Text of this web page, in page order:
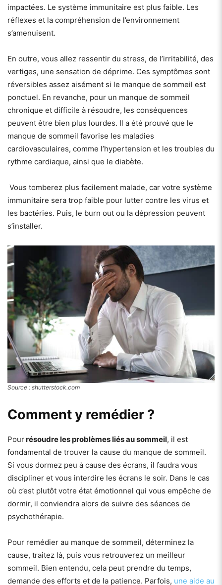
impactées. Le système immunitaire est plus faible. Les
réflexes et la compréhension de l’environnement
s’amenuisent.
En outre, vous allez ressentir du stress, de l’irritabilité, des
vertiges, une sensation de déprime. Ces symptômes sont
réversibles assez aisément si le manque de sommeil est
ponctuel. En revanche, pour un manque de sommeil
chronique et difficile à résoudre, les conséquences
peuvent être bien plus lourdes. Il a été prouvé que le
manque de sommeil favorise les maladies
cardiovasculaires, comme l’hypertension et les troubles du
rythme cardiaque, ainsi que le diabète.
Vous tomberez plus facilement malade, car votre système
immunitaire sera trop faible pour lutter contre les virus et
les bactéries. Puis, le burn out ou la dépression peuvent
s’installer.
Source : shutterstock.com
Comment y remédier ?
Pourrésoudre les problèmes liés au sommeil, il est
fondamental de trouver la cause du manque de sommeil.
Si vous dormez peu à cause des écrans, il faudra vous
discipliner et vous interdire les écrans le soir. Dans le cas
où c’est plutôt votre état émotionnel qui vous empêche de
dormir, il conviendra alors de suivre des séances de
psychothérapie.
Pour remédier au manque de sommeil, déterminez la
cause, traitez là, puis vous retrouverez un meilleur
sommeil. Bien entendu, cela peut prendre du temps,
demande des efforts et de la patience. Parfois, une aide au